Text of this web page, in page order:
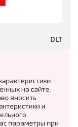
DLT
на сайте,
вносить
и
параметры при